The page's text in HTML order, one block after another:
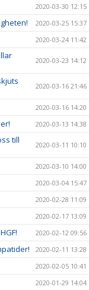
2020-03-30 12:15
2020-03-25 15:37
2020-03-24 11:42
2020-03-23 14:12
2020-03-16 21:46
2020-03-16 14:20
2020-03-13 14:38
till
2020-03-11 10:10
2020-03-10 14:00
2020-03-04 15:47
2020-02-28 11:09
2020-02-17 13:09
2020-02-12 09:56
2020-02-11 13:28
2020-02-05 10:41
2020-01-29 14:04